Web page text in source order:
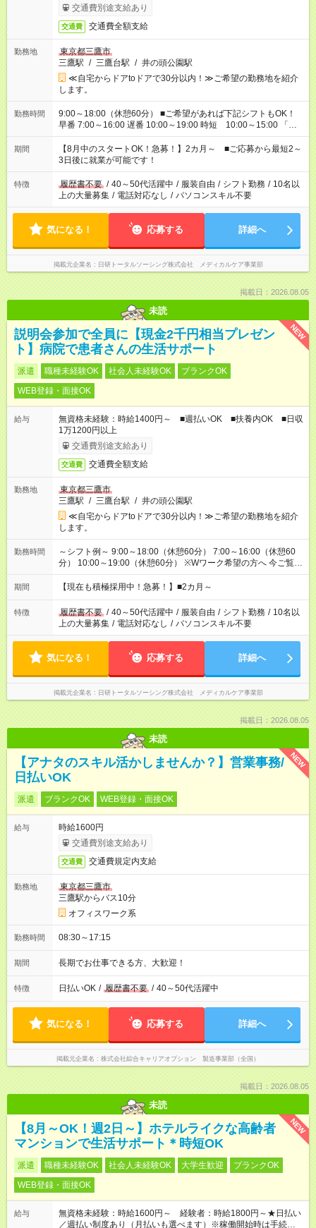
交通費別途支給あり
交通費 交通費全額支給
勤務地
東京都三鷹市
三鷹駅 / 三鷹台駅 / 井の頭公園駅
≪自宅からドアtoドアで30分以内！≫ご希望の勤務地を紹介
します。
勤務時間
9:00～18:00（休憩60分） ■ご希望があれば下記シフトもOK！
早番 7:00～16:00 遅番 10:00～19:00 時短 10:00～15:00 「家
族と休みを合わせたい」 「余裕を持って夕飯の準備がしたい」
「できれば残業はしたくない」 など、ご希望を教えてください
ね。 ※Wワーク希望の方へ 今ご覧のお仕事で希望する勤務時間
と、もう1つのお仕事の勤務時間。 合計で週40時間を超える場
合は応募できません。
期間
【8月中のスタートOK！急募！】2カ月～ ■ご応募から最短2～
3日後に就業が可能です！
特徴 履歴書不要 / 40～50代活躍中 / 服装自由 / シフト勤務 / 10名以
上の大量募集 / 電話対応なし / パソコンスキル不要
気になる！ 応募する 詳細へ
掲載元企業名 日研トータルソーシング株式会社 メディカルケア事業部
掲載日：2026.08.05
未読
NEW
説明会参加で全員に【現金2千円相当プレゼン
ト】病院で患者さんの生活サポート
派遣 職種未経験OK 社会人未経験OK
ブランクOK
WEB登録・面接OK
給与
無資格未経験：時給1400円～ ■週払いOK ■扶養内OK ■日収
1万1200円以上
交通費別途支給あり
交通費 交通費全額支給
勤務地
東京都三鷹市
三鷹駅 / 三鷹台駅 / 井の頭公園駅
≪自宅からドアtoドアで30分以内！≫ご希望の勤務地を紹介
します。
勤務時間
～シフト例～ 9:00～18:00（休憩60分） 7:00～16:00（休憩60
分） 10:00～19:00（休憩60分） ※Wワーク希望の方へ 今ご覧の
お仕事で希望する勤務時間と、もう1つのお仕事の勤務時間の合
計が 週40時間を超えなければOKです。
期間 【現在も積極採用中！急募！】■2カ月～
特徴 履歴書不要 / 40～50代活躍中 / 服装自由 / シフト勤務 / 10名以
上の大量募集 / 電話対応なし / パソコンスキル不要
気になる！ 応募する 詳細へ
掲載元企業名 日研トータルソーシング株式会社 メディカルケア事業部
掲載日：2026.08.05
未読
NEW
【アナタのスキル活かしませんか？】営業事務/
日払いOK
派遣 ブランクOK WEB登録・面接OK
給与
時給1600円
交通費別途支給あり
交通費 交通費規定内支給
勤務地
東京都三鷹市
三鷹駅からバス10分
オフィスワーク系
勤務時間 08:30～17:15
期間 長期でお仕事できる方、大歓迎！
特徴 日払いOK / 履歴書不要 / 40～50代活躍中
気になる！ 応募する 詳細へ
掲載元企業名 株式会社綜合キャリアオプション 製造事業部（全国）
掲載日：2026.08.05
未読
NEW
【8月～OK！週2日～】ホテルライクな高齢者
マンションで生活サポート＊時短OK
派遣 職種未経験OK 社会人未経験OK 大学生歓迎
ブランクOK
WEB登録・面接OK
給与
無資格未経験：時給1600円～ 経験者：時給1800円～★日払い
／週払い制度あり（月払いも選べます）※稼働開始時は手続き完